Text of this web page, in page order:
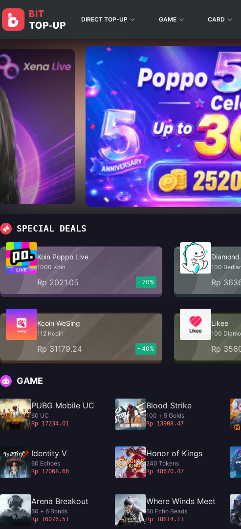
DIRECT TOP-UP GAME CARD
BitTopup - Game Top-Up, Gift Cards & Live Streaming Recharge
SPECIAL DEALS
Koin Poppo Live
1000 Koin
Rp 2021.05 - 70%
100
Rp
Kcoin WeSing
112 Kcoin
Rp 31179.24 - 40%
Likee
100
Rp
GAME
PUBG Mobile UC
60 UC
Rp 17234.01
Blood Strike
100 + 5 Golds
Rp 13908.47
Identity V
60 Echoes
Rp 17068.66
Honor of Kings
240 Tokens
Rp 48670.47
Arena Breakout
60 + 6 Bonds
Rp 16076.51
Where Winds Meet
60 Echo Beads
Rp 18814.11